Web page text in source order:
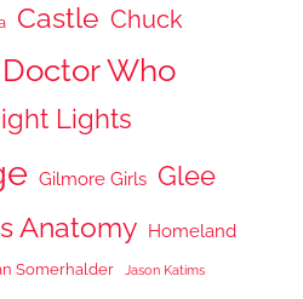
Castle Chuck
Doctor Who
Lights
Gilmore Girls Glee
Anatomy Homeland
Somerhalder Jason Katims